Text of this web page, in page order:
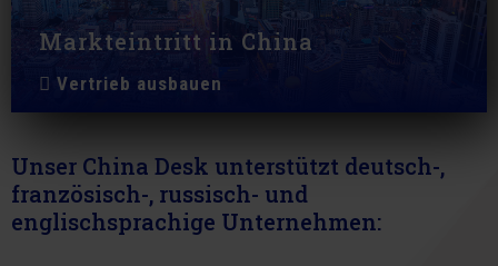
Markteintritt in China
Vertrieb ausbauen
Unser China Desk unterstützt deutsch-,
französisch-, russisch- und
englischsprachige Unternehmen: